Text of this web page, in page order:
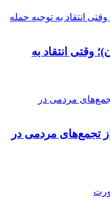
وقتی انتقاد به
مردمی در